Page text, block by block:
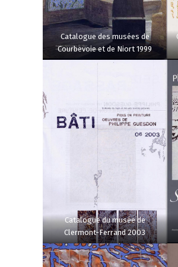
Catalogue des musées de
Courbevoie et de Niort 1999
Catalogue du musée de
Clermont-Ferrand 2003